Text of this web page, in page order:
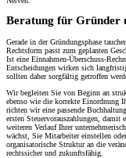
Beratung für Gründer
Gerade in der Gründungsphase
Rechtsform passt zum geplanten
Ist eine Einnahmen-Überschuss-
Entscheidungen wirken sich
sollten daher sorgfältig getroffen
Wir begleiten Sie von Beginn an
ebenso wie die korrekte Einordnung
richten wir eine passende
ersten Steuervorauszahlungen,
weiteren Verlauf Ihrer
wächst, Sie Mitarbeiter einstellen
organisatorische Struktur an die
rechtssicher und zukunftsfähig.